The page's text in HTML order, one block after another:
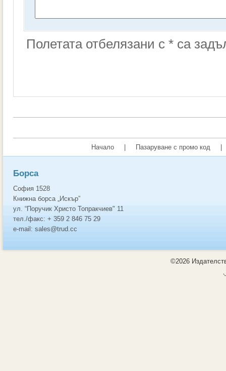
Полетата отбелязани с * са
Начало Пазаруване с промо код
Борса
София 1528
Книжна борса „Искър”
ул. “Поручик Христо Топракчиев" 11
тел./факс: + 359 2 846 75 29
e-mail: sales@trud.cc
©2026